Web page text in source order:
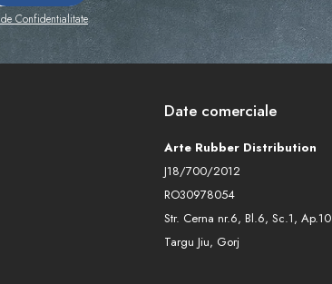
Confidentialitate
Date comerciale
Arte Rubber Distribution
J18/700/2012
RO30978054
Str. Cerna nr.6, Bl.6, Sc.1, Ap.10
Targu Jiu, Gorj